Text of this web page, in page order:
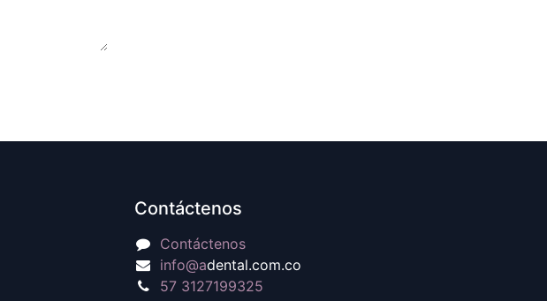
Contáctenos
Contáctenos
info@adental.com.co
57 3127199325